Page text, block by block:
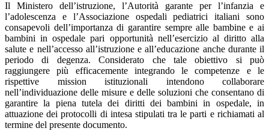
Il Ministero dell’istruzione, l’Autorità garante per l’infanzia e
l’adolescenza e l’Associazione ospedali pediatrici italiani sono
consapevoli dell’importanza di garantire sempre alle bambine e ai
bambini in ospedale pari opportunità nell’esercizio al diritto alla
salute e nell’accesso all’istruzione e all’educazione anche durante il
periodo di degenza. Considerato che tale obiettivo si può
raggiungere più efficacemente integrando le competenze e le
rispettive mission istituzionali intendono collaborare
nell’individuazione delle misure e delle soluzioni che consentano di
garantire la piena tutela dei diritti dei bambini in ospedale, in
attuazione dei protocolli di intesa stipulati tra le parti e richiamati al
termine del presente documento.